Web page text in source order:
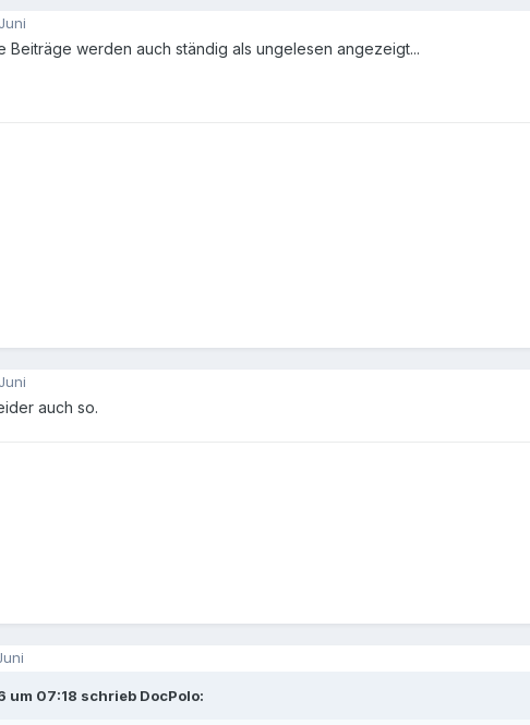
Beiträge werden auch ständig als ungelesen angezeigt...
auch so.
um 07:18 schrieb DocPolo: